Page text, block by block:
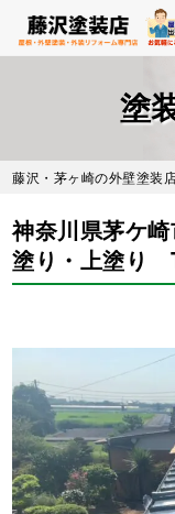
塗
藤沢・茅ヶ崎の外壁塗装店
神奈川県茅ケ
塗り・上塗り